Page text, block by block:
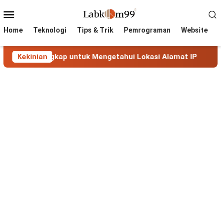
to
Menu
Home Teknologi Tips & Trik Pemrograman Website
Kekinian
untuk Mengetahui Lokasi Alamat IP MaxMind